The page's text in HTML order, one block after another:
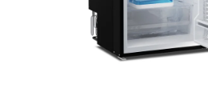
Einbau Kühlmöbel, externer
schwarz, lichtgrau